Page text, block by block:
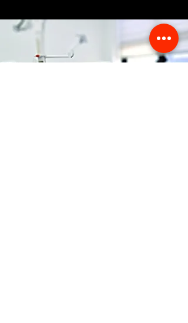
qui offrent au technicien un
espace supplémentaire,
éliminant les ajustements